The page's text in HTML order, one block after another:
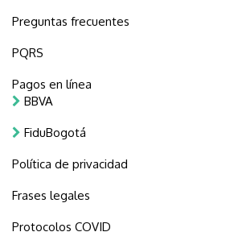
Preguntas frecuentes
PQRS
Pagos en línea
BBVA
FiduBogotá
Política de privacidad
Frases legales
Protocolos COVID